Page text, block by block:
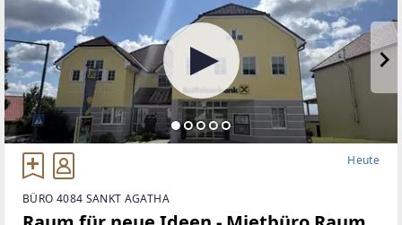
Heute
BÜRO 4084 SANKT AGATHA